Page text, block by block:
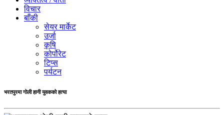
विचार
बाँकी
सेयर मार्केट
उर्जा
कृषि
कोर्पोरेट
टिप्स
पर्यटन
भरतपुरमा गोली हानी युवकको हत्या